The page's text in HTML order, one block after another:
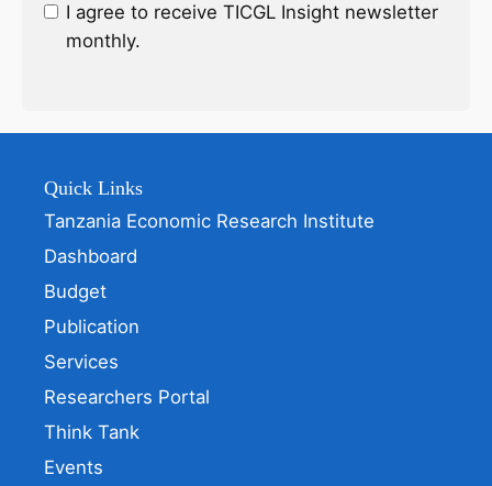
I agree to receive TICGL Insight newsletter
monthly.
Quick Links
Tanzania Economic Research Institute
Dashboard
Budget
Publication
Services
Researchers Portal
Think Tank
Events